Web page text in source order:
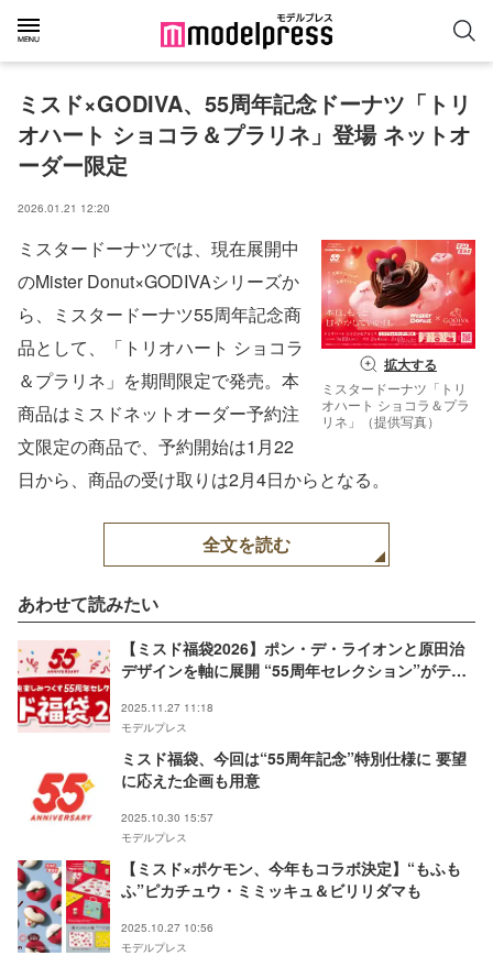
ミスド×GODIVA、55周年記念ドーナツ「トリ
オハート ショコラ＆プラリネ」登場 ネットオ
ーダー限定
2026.01.21 12:20
拡大する
ミスタードーナツ「トリ
オハート ショコラ＆プラ
リネ」（提供写真）
ミスタードーナツでは、現在展開中
のMister Donut×GODIVAシリーズか
ら、ミスタードーナツ55周年記念商
品として、「トリオハート ショコラ
＆プラリネ」を期間限定で発売。本
商品はミスドネットオーダー予約注
文限定の商品で、予約開始は1月22
日から、商品の受け取りは2月4日からとなる。
全文を読む
あわせて読みたい
【ミスド福袋2026】ポン・デ・ライオンと原田治
デザインを軸に展開 “55周年セレクション”がテー
2025.11.27 11:18
モデルプレス
ミスド福袋、今回は“55周年記念”特別仕様に 要望
に応えた企画も用意
2025.10.30 15:57
モデルプレス
【ミスド×ポケモン、今年もコラボ決定】“もふも
ふ”ピカチュウ・ミミッキュ＆ビリリダマも
2025.10.27 10:56
モデルプレス